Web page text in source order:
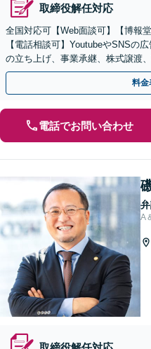
取締役解任対応
全国対応可【Web面談可】【博報
【電話相談可】YoutubeやSNSの
の立ち上げ、事業承継、株式譲渡
ー・ドラフトなどに対応。
料金
電話でお問い合わせ
A